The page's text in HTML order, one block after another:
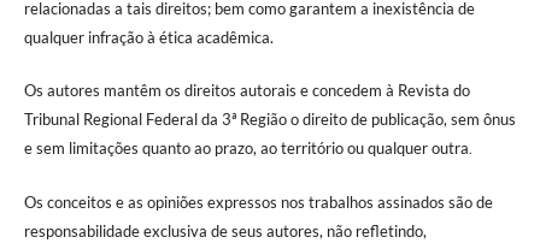
relacionadas a tais direitos; bem como garantem a inexistência de
qualquer infração à ética acadêmica.
Os autores mantêm os direitos autorais e concedem à Revista do
Tribunal Regional Federal da 3ª Região o direito de publicação, sem ônus
e sem limitações quanto ao prazo, ao território ou qualquer outra.
Os conceitos e as opiniões expressos nos trabalhos assinados são de
responsabilidade exclusiva de seus autores, não refletindo,